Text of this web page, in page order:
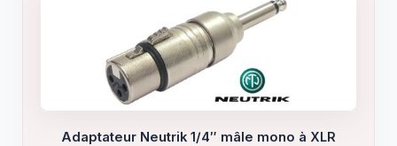
Adaptateur Neutrik 1/4″ mâle mono à XLR